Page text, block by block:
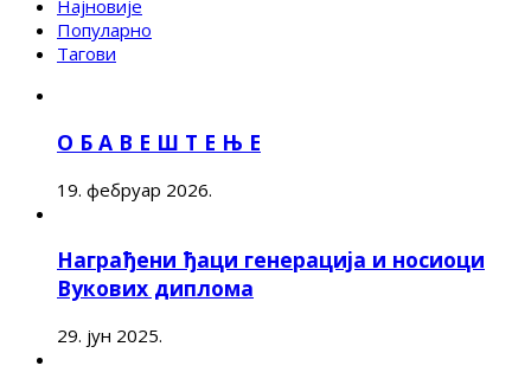
Најновије
Популарно
Тагови
О Б А В Е Ш Т Е Њ Е
19. фебруар 2026.
Награђени ђаци генерација и носиоци
Вукових диплома
29. јун 2025.